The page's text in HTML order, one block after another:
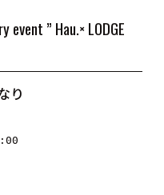
event ” Hau.× LODGE
り